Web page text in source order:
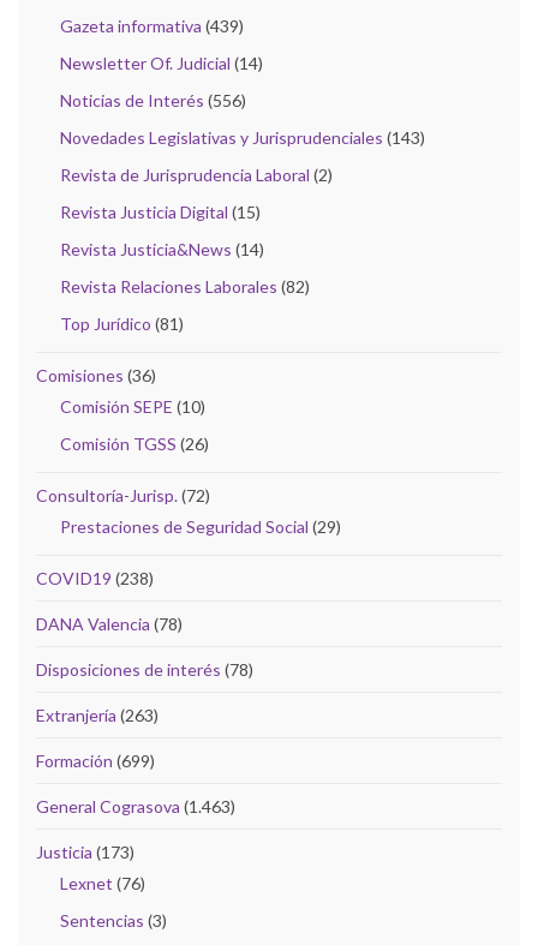
Gazeta informativa (439)
Newsletter Of. Judicial (14)
Noticias de Interés (556)
Novedades Legislativas y Jurisprudenciales (143)
Revista de Jurisprudencia Laboral (2)
Revista Justicia Digital (15)
Revista Justicia&News (14)
Revista Relaciones Laborales (82)
Top Jurídico (81)
Comisiones (36)
Comisión SEPE (10)
Comisión TGSS (26)
Consultoría-Jurisp.(72)
Prestaciones de Seguridad Social (29)
COVID19 (238)
DANA Valencia (78)
Disposiciones de interés (78)
Extranjería (263)
Formación (699)
General Cograsova (1.463)
Justicia (173)
Lexnet (76)
Sentencias (3)